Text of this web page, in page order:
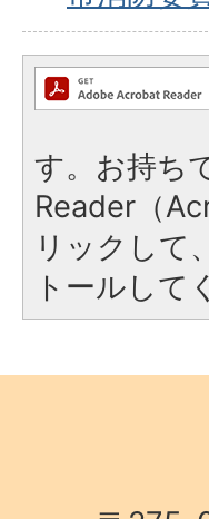
す。お持ち
Reader（
リックして
トールして